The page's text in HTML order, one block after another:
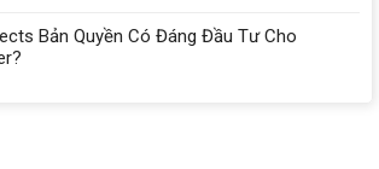
Cho
Bản Quyền Có Đáng Đầu Tư Cho